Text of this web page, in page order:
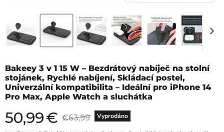
Bakeey 3 v 1 15 W – Bezdrátový nabíječ na stolní
stojánek, Rychlé nabíjení, Skládací postel,
Univerzální kompatibilita – Ideální pro iPhone 14
Pro Max, Apple Watch a sluchátka
Vyprodáno
Aktuální cena
50,99€ Původní cena
€63,99